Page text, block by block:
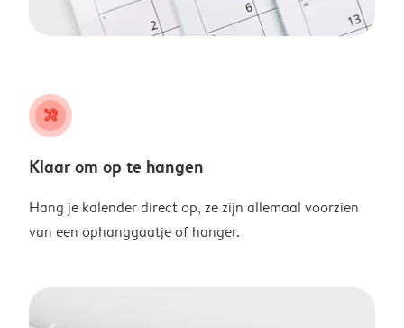
tools
Klaar om op te hangen
Hang je kalender direct op, ze zijn allemaal voorzien
van een ophanggaatje of hanger.